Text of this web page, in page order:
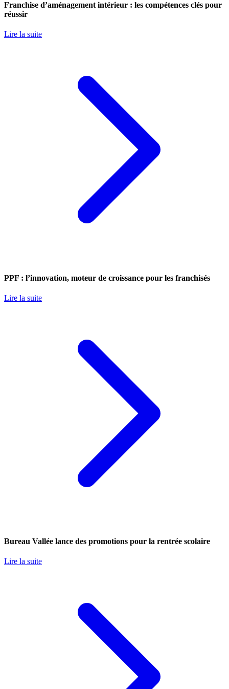
Franchise d’aménagement intérieur : les compétences clés pour
réussir
Lire la suite
PPF : l’innovation, moteur de croissance pour les franchisés
Lire la suite
Bureau Vallée lance des promotions pour la rentrée scolaire
Lire la suite